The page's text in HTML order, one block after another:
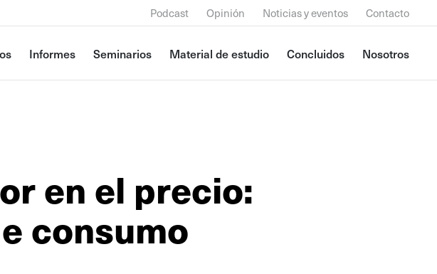
Podcast Opinión Noticias y eventos Contacto
Informes Seminarios Material de estudio Concluidos Nosotros
en el precio:
consumo